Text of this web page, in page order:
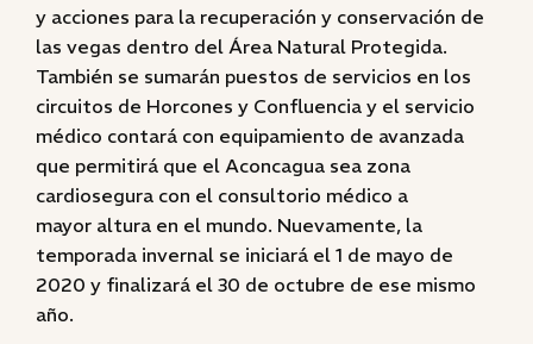
y acciones para la recuperación y conservación de
las vegas dentro del Área Natural Protegida.
También se sumarán puestos de servicios en los
circuitos de Horcones y Confluencia y el servicio
médico contará con equipamiento de avanzada
que permitirá que el Aconcagua sea zona
cardiosegura con el consultorio médico a
mayor altura en el mundo. Nuevamente, la
temporada invernal se iniciará el 1 de mayo de
2020 y finalizará el 30 de octubre de ese mismo
año.